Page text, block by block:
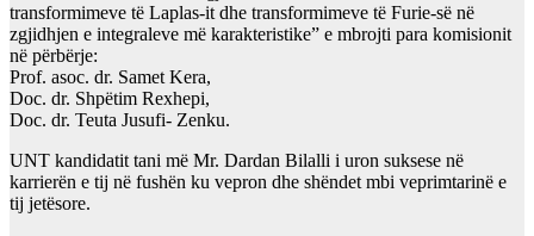
transformimeve të Laplas-it dhe transformimeve të Furie-së në
zgjidhjen e integraleve më karakteristike” e mbrojti para komisionit
në përbërje:
Prof. asoc. dr. Samet Kera,
Doc. dr. Shpëtim Rexhepi,
Doc. dr. Teuta Jusufi- Zenku.
UNT kandidatit tani më Mr. Dardan Bilalli i uron suksese në
karrierën e tij në fushën ku vepron dhe shëndet mbi veprimtarinë e
tij jetësore.